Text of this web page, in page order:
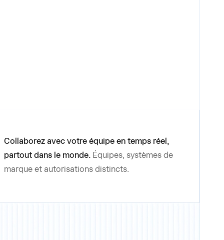
Collaborez avec votre équipe en temps réel,
partout dans le monde. Équipes, systèmes de
marque et autorisations distincts.